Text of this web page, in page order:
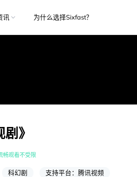
讯 为什么选择Sixfast？
剧》
畅观看不受限
科幻剧 支持平台：腾讯视频